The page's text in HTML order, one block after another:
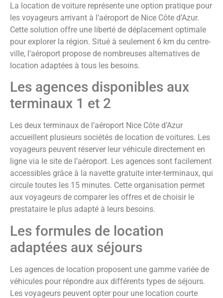
La location de voiture représente une option pratique pour
les voyageurs arrivant à l’aéroport de Nice Côte d’Azur.
Cette solution offre une liberté de déplacement optimale
pour explorer la région. Situé à seulement 6 km du centre-
ville, l’aéroport propose de nombreuses alternatives de
location adaptées à tous les besoins.
Les agences disponibles aux
terminaux 1 et 2
Les deux terminaux de l’aéroport Nice Côte d’Azur
accueillent plusieurs sociétés de location de voitures. Les
voyageurs peuvent réserver leur véhicule directement en
ligne via le site de l’aéroport. Les agences sont facilement
accessibles grâce à la navette gratuite inter-terminaux, qui
circule toutes les 15 minutes. Cette organisation permet
aux voyageurs de comparer les offres et de choisir le
prestataire le plus adapté à leurs besoins.
Les formules de location
adaptées aux séjours
Les agences de location proposent une gamme variée de
véhicules pour répondre aux différents types de séjours.
Les voyageurs peuvent opter pour une location courte